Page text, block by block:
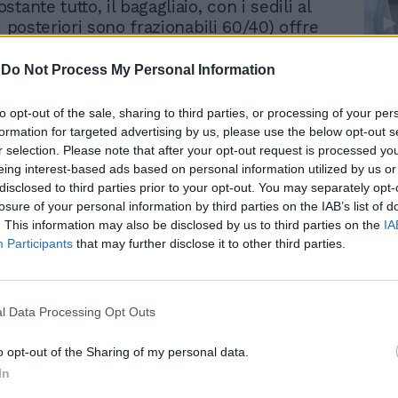
Do Not Process My Personal Information
opt-out of the sale, sharing to third parties, or processing of your
for targeted advertising by us, please use the below opt-out
selection. Please note that after your opt-out request is processed
interest-based ads based on personal information utilized by us
to third parties prior to your opt-out. You may separately
of your personal information by third parties on the IAB’s list of
This information may also be disclosed by us to third parties on the
Participants that may further disclose it to other third parties.
Data Processing Opt Outs
opt-out of the Sharing of my personal data.
tutto, il bagagliaio, con i sedili al
posteriori sono frazionabili 60/40) offre
L'auto, a guidarla, è neutra, molto
(al secolo Nismo) con i fiocchi. Tre le
per il primo ingresso, due benzina ed
collaudatissimo diesel. I benzina sono
cilindri, al di sotto di 1.0 litri: un
da 90 Cv ed un aspirato da 73 Cv ed
è il 1.5 litri da 90 Cv del gruppo
Al momento: niente Gpl e niente
anche se, quest'ultimo, dovrebbe
La Micra dispone, di base, dell'intelligent
il disassamento, in caso di dossi e
trace control, che utilizza i freni, per
Trump, Meloni e la strategia
americana